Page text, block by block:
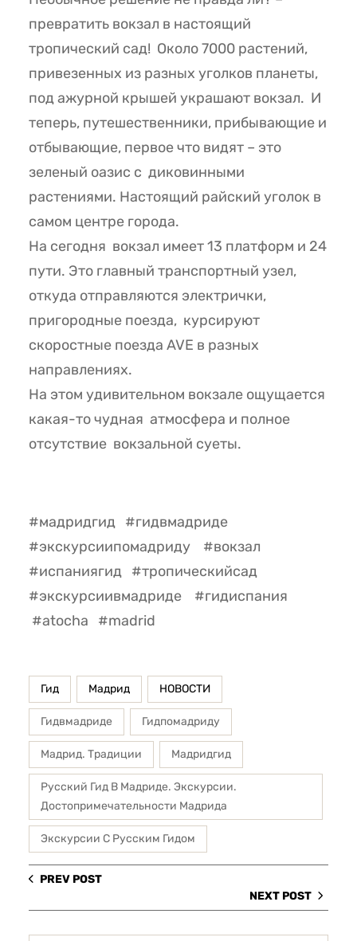
превратить вокзал в настоящий
тропический сад! Около 7000 растений,
привезенных из разных уголков планеты,
под ажурной крышей украшают вокзал. И
теперь, путешественники, прибывающие и
отбывающие, первое что видят – это
зеленый оазис с диковинными
растениями. Настоящий райский уголок в
самом центре города.
На сегодня вокзал имеет 13 платформ и 24
пути. Это главный транспортный узел,
откуда отправляются электрички,
пригородные поезда, курсируют
скоростные поезда AVE в разных
направлениях.
На этом удивительном вокзале ощущается
какая-то чудная атмосфера и полное
отсутствие вокзальной суеты.
#мадридгид #гидвмадриде
#экскурсиипомадриду #вокзал
#испаниягид #тропическийсад
#экскурсиивмадриде #гидиспания
#atocha #madrid
Гид Мадрид НОВОСТИ
Гидвмадриде Гидпомадриду
Мадрид. Традиции Мадридгид
Русский Гид В Мадриде. Экскурсии.
Достопримечательности Мадрида
Экскурсии С Русским Гидом
PREV POST
NEXT POST